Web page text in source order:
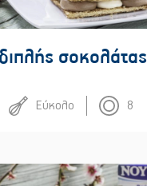
σοκολάτας
Εύκολο 8